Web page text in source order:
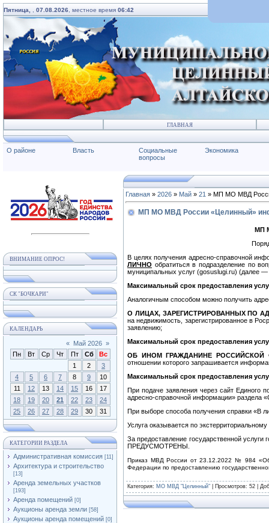
Пятница, 07.08.2026 , местное время 06:42
ГЛАВНАЯ
О районе Власть
Социальные
вопросы
Экономика
ВНИМАНИЕ ОПРОС!
СК "БОЧКАРИ"
КАЛЕНДАРЬ
« Май 2026 »
Пн
Вт Ср Чт Пт Сб
Вс
1
2
3
4
5 6 7 8 9
10
11
12 13 14 15 16
17
18
19 20 21 22 23
24
25
26 27 28 29 30 31
КАТЕГОРИИ РАЗДЕЛА
Административная комиссия [11]
Архитектура и строительство
[13]
Аренда земельных участков
[193]
Аренда помещений [0]
Аукционы аренда земли [58]
Аукционы аренда помещений [0]
Главная » 2026 » Май » 21 » МП МО МВД
МП МО МВД России «Целинный»
МП
В целях получения адресно-справочной
ЛИЧНО обратиться в подразделение по
муниципальных услуг (gosuslugi.ru) (далее
Максимальный срок предоставления
Аналогичным способом можно получить
О ЛИЦАХ, ЗАРЕГИСТРИРОВАННЫХ ПО
на недвижимость, зарегистрированное в
заявлению;
Максимальный срок предоставления
ОБ ИНОМ ГРАЖДАНИНЕ РОССИЙСКОЙ
отношении которого запрашивается
Максимальный срок предоставления
При подаче заявления через сайт Единого
адресно-справочной информации» раздела
При выборе способа получения справки
Услуга оказывается по экстерриториальному
За предоставление государственной
ПРЕДУСМОТРЕНЫ.
Приказ МВД России от 23.12.2022 № 984 «Об
Федерации по предоставлению
Категория: МО МВД "Целинный" Просмотров: 52 |